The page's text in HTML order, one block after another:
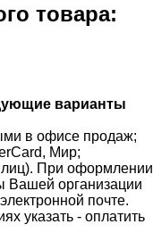
товара:
варианты
в офисе продаж;
Мир;
лиц). При оформлении
Вашей организации
почте.
указать - оплатить